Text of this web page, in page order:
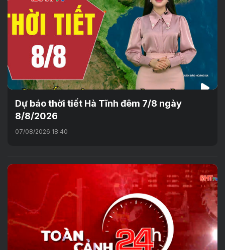
Dự báo thời tiết Hà Tĩnh đêm 7/8 ngày
8/8/2026
07/08/2026 18:40